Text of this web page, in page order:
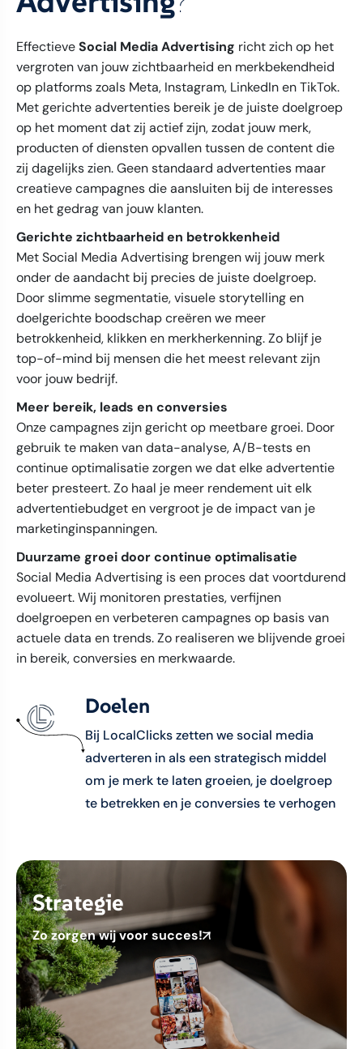
EffectieveSocial Media Advertising richt zich op het
vergroten van jouw zichtbaarheid en merkbekendheid
op platforms zoals Meta, Instagram, LinkedIn en TikTok.
Met gerichte advertenties bereik je de juiste doelgroep
op het moment dat zij actief zijn, zodat jouw merk,
producten of diensten opvallen tussen de content die
zij dagelijks zien. Geen standaard advertenties maar
creatieve campagnes die aansluiten bij de interesses
en het gedrag van jouw klanten.
Gerichte zichtbaarheid en betrokkenheid
Met Social Media Advertising brengen wij jouw merk
onder de aandacht bij precies de juiste doelgroep.
Door slimme segmentatie, visuele storytelling en
doelgerichte boodschap creëren we meer
betrokkenheid, klikken en merkherkenning. Zo blijf je
top-of-mind bij mensen die het meest relevant zijn
voor jouw bedrijf.
Meer bereik, leads en conversies
Onze campagnes zijn gericht op meetbare groei. Door
gebruik te maken van data-analyse, A/B-tests en
continue optimalisatie zorgen we dat elke advertentie
beter presteert. Zo haal je meer rendement uit elk
advertentiebudget en vergroot je de impact van je
marketinginspanningen.
Duurzame groei door continue optimalisatie
Social Media Advertising is een proces dat voortdurend
evolueert. Wij monitoren prestaties, verfijnen
doelgroepen en verbeteren campagnes op basis van
actuele data en trends. Zo realiseren we blijvende groei
in bereik, conversies en merkwaarde.
Doelen
Bij LocalClicks zetten we social media
adverteren in als een strategisch middel
om je merk te laten groeien, je doelgroep
te betrekken en je conversies te verhogen
Strategie
Zo zorgen wij voor succes!